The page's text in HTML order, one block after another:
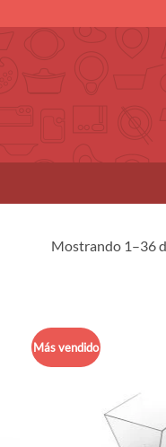
Mostrando 1–36
Más vendido